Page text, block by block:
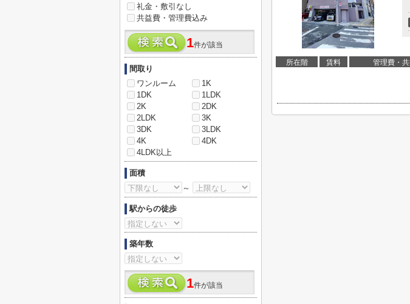
所在階 賃料 管理費・
礼金・敷引なし
共益費・管理費込み
1件が該当
間取り
ワンルーム
1K
1DK
1LDK
2K
2DK
2LDK
3K
3DK
3LDK
4K
4DK
4LDK以上
面積
～
駅からの徒歩
築年数
1件が該当